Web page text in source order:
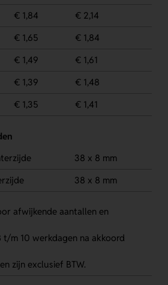
€ 1,84
€ 2,14
€ 1,65
€ 1,84
€ 1,49
€ 1,61
€ 1,39
€ 1,48
€ 1,35 € 1,41
38 x 8 mm
38 x 8 mm
afwijkende aantallen en
t/m 10 werkdagen na akkoord
zijn exclusief BTW.